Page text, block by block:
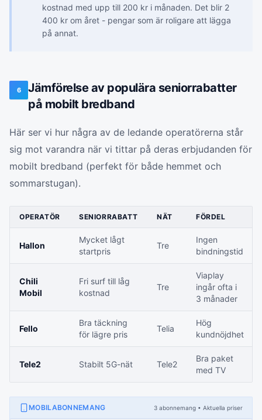
kostnad med upp till 200 kr i månaden. Det blir 2
400 kr om året - pengar som är roligare att lägga
på annat.
6
Jämförelse av populära seniorrabatter
på mobilt bredband
Här ser vi hur några av de ledande operatörerna står
sig mot varandra när vi tittar på deras erbjudanden för
mobilt bredband (perfekt för både hemmet och
sommarstugan).
OPERATÖR SENIORRABATT NÄT FÖRDEL
Hallon
Mycket lågt
startpris
Tre
Ingen
bindningstid
Chili
Mobil
Fri surf till låg
kostnad
Tre
Viaplay
ingår ofta i
3 månader
Fello
Bra täckning
för lägre pris
Telia
Hög
kundnöjdhet
Tele2 Stabilt 5G-nät Tele2
Bra paket
med TV
MOBILABONNEMANG 3 abonnemang • Aktuella priser